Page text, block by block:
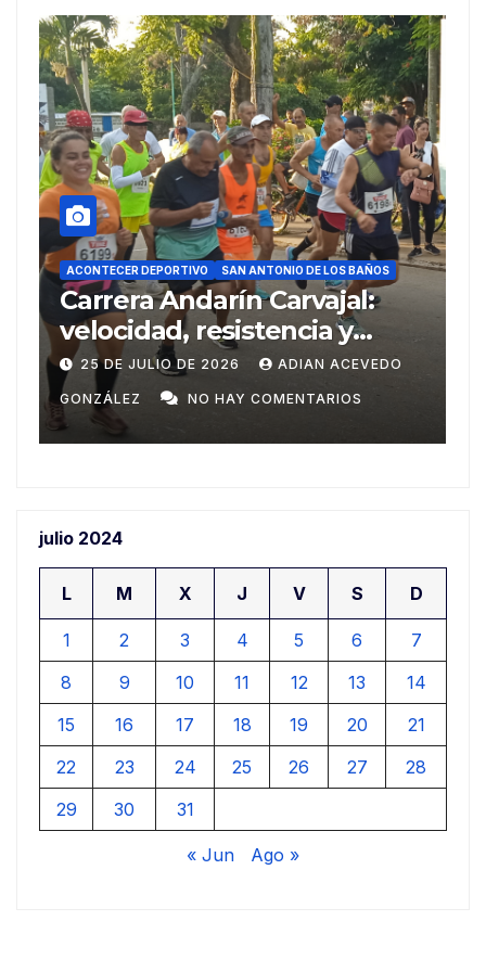
ACONTECER DEPORTIVO SAN ANTONIO DE LOS BAÑOS
Carrera Andarín Carvajal:
velocidad, resistencia y
espíritu deportivo en su 38
edición
25 DE JULIO DE 2026 ADIAN ACEVEDO
GONZÁLEZ NO HAY COMENTARIOS
SAN
Del
julio 2024
L M X J V S D
1 2 3 4 5 6
7
8
9 10 11 12 13
14
15
16 17 18 19 20
21
22
23 24 25 26 27
28
29
30 31
« Jun Ago »